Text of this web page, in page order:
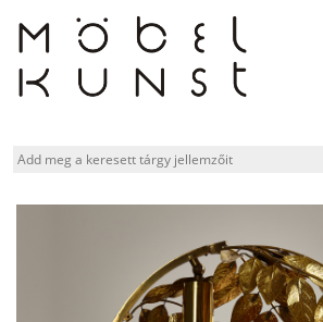
content